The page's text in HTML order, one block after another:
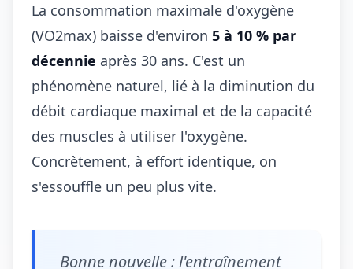
La consommation maximale d'oxygène
(VO2max) baisse d'environ 5 à 10 % par
décennie après 30 ans. C'est un
phénomène naturel, lié à la diminution du
débit cardiaque maximal et de la capacité
des muscles à utiliser l'oxygène.
Concrètement, à effort identique, on
s'essouffle un peu plus vite.
Bonne nouvelle : l'entraînement